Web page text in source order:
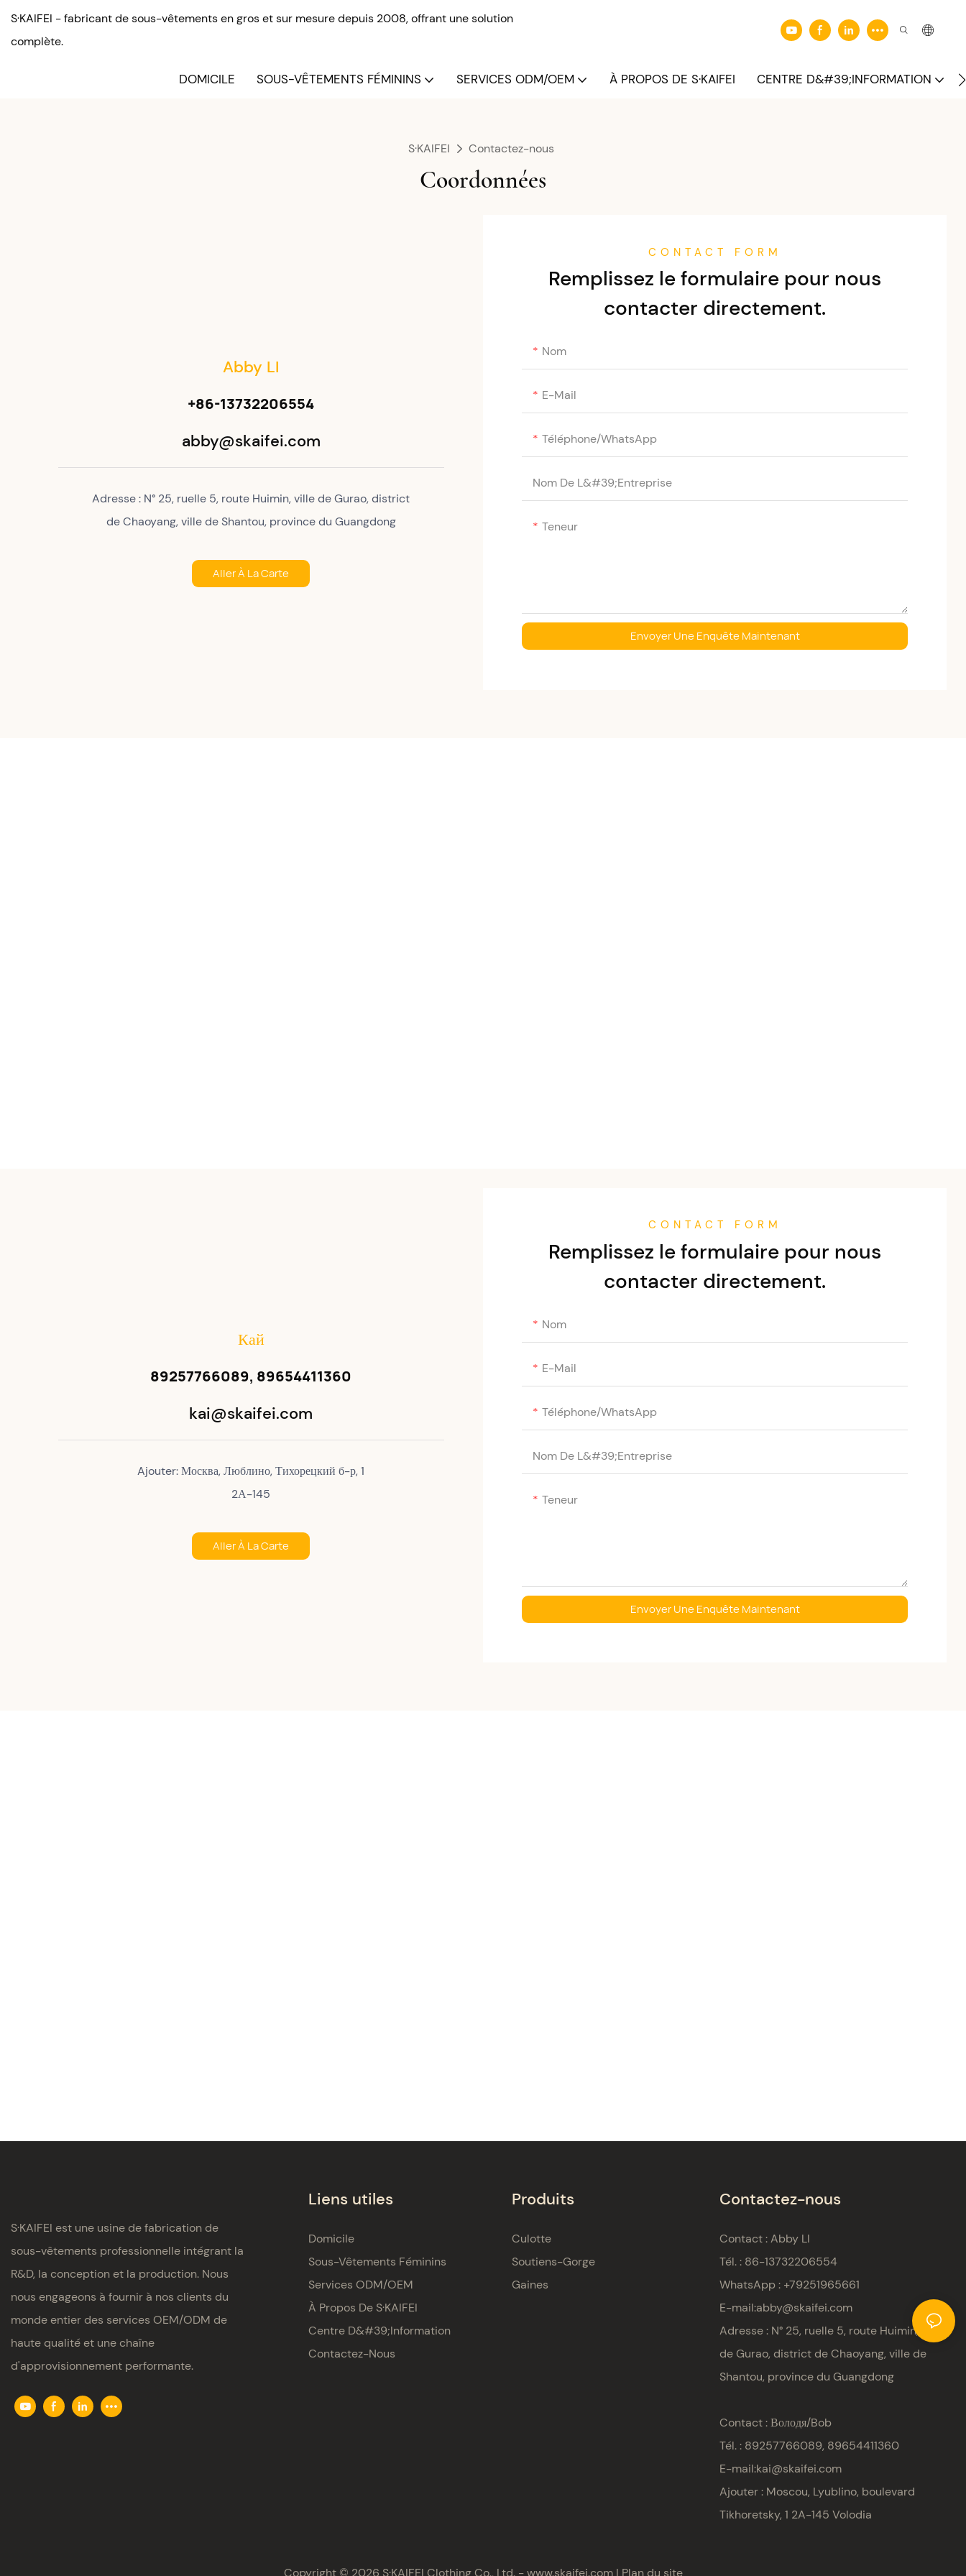
S·KAIFEI - fabricant de sous-vêtements en gros et sur mesure depuis 2008, offrant une solution
complète.
DOMICILE SOUS-VÊTEMENTS FÉMININS SERVICES ODM/OEM À PROPOS DE S·KAIFEI CENTRE D&#39;INFORMATION
S·KAIFEI Contactez-nous
Coordonnées
Abby LI
+86-13732206554
abby@skaifei.com
Adresse : N° 25, ruelle 5, route Huimin, ville de Gurao, district
de Chaoyang, ville de Shantou, province du Guangdong
Aller À La Carte
CONTACT FORM
Remplissez le formulaire pour nous
contacter directement.
Nom
E-Mail
Téléphone/WhatsApp
Nom De L&#39;entreprise
Teneur
Envoyer Une Enquête Maintenant
Кай
89257766089, 89654411360
kai@skaifei.com
Ajouter: Москва, Люблино, Тихорецкий б-р, 1
2А-145
Aller À La Carte
CONTACT FORM
Remplissez le formulaire pour nous
contacter directement.
Nom
E-Mail
Téléphone/WhatsApp
Nom De L&#39;entreprise
Teneur
Envoyer Une Enquête Maintenant
S·KAIFEI est une usine de fabrication de
sous-vêtements professionnelle intégrant la
R&D, la conception et la production. Nous
nous engageons à fournir à nos clients du
monde entier des services OEM/ODM de
haute qualité et une chaîne
d'approvisionnement performante.
Liens utiles
Domicile
Sous-Vêtements Féminins
Services ODM/OEM
À Propos De S·KAIFEI
Centre D&#39;information
Contactez-Nous
Produits
Culotte
Soutiens-Gorge
Gaines
Contactez-nous
Contact : Abby LI
Tél. : 86-13732206554
WhatsApp : +79251965661
E-mail:abby@skaifei.com
Adresse : N° 25, ruelle 5, route Huimin, ville
de Gurao, district de Chaoyang, ville de
Shantou, province du Guangdong
Contact : Володя/Bob
Tél. : 89257766089, 89654411360
E-mail:kai@skaifei.com
Ajouter : Moscou, Lyublino, boulevard
Tikhoretsky, 1 2A-145 Volodia
Copyright © 2026 S·KAIFEI Clothing Co., Ltd. -www.skaifei.com| Plan du site